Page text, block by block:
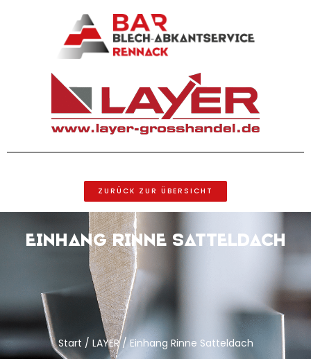
ZURÜCK ZUR ÜBERSICHT
Einhang Rinne Satteldach
Start / LAYER/ Einhang Rinne Satteldach